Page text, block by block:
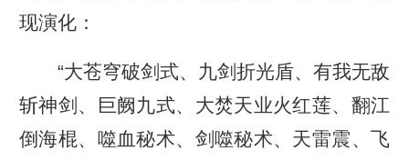
现演化：
“大苍穹破剑式、九剑折光盾、有我无敌
斩神剑、巨阙九式、大焚天业火红莲、翻江
倒海棍、噬血秘术、剑噬秘术、天雷震、飞